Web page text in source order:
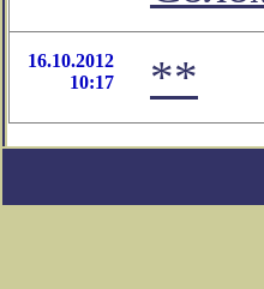
16.10.2012
10:17
**